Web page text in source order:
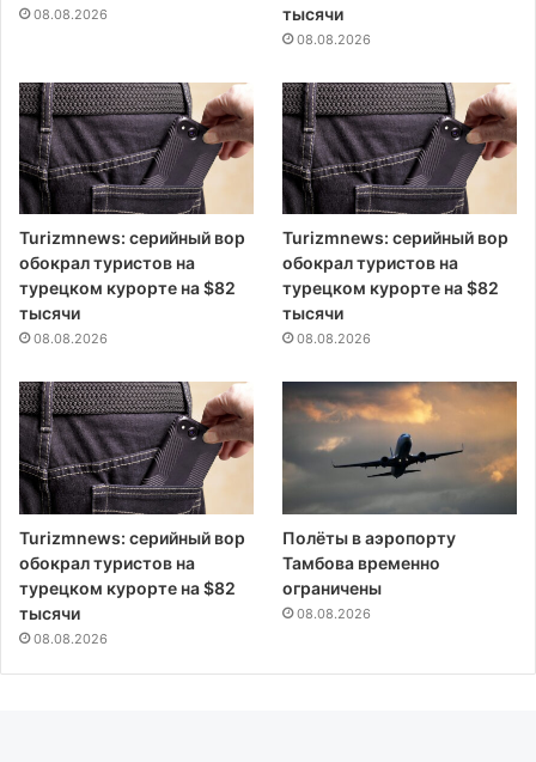
08.08.2026
тысячи
08.08.2026
Turizmnews: серийный вор
обокрал туристов на
турецком курорте на $82
тысячи
08.08.2026
Turizmnews: серийный вор
обокрал туристов на
турецком курорте на $82
тысячи
08.08.2026
Turizmnews: серийный вор
обокрал туристов на
турецком курорте на $82
тысячи
08.08.2026
Полёты в аэропорту
Тамбова временно
ограничены
08.08.2026